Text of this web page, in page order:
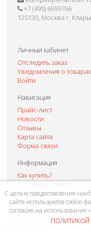
+7 (495) 6699766
125130, Москва г,
Личный кабинет
Отследить заказ
Уведомления о товарах
Войти
Навигация
Прайс-лист
Новости
Отзывы
Карта сайта
Форма связи
Информация
Как купить?
Условия доставки
Способы оплаты
Система скидок
Контакты
С целью предоставления
сайте используются cookie-
согласие на